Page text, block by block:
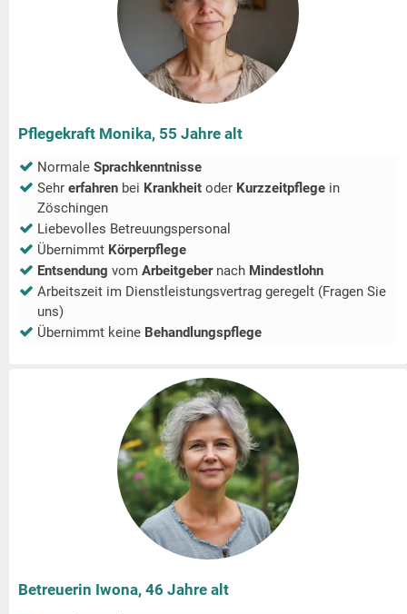
Pflegekraft Monika, 55 Jahre alt
Normale Sprachkenntnisse
Sehr erfahren bei Krankheit oder Kurzzeitpflege in
Zöschingen
Liebevolles Betreuungspersonal
Übernimmt Körperpflege
Entsendung vom Arbeitgeber nach Mindestlohn
Arbeitszeit im Dienstleistungsvertrag geregelt (Fragen Sie
uns)
Übernimmt keine Behandlungspflege
Betreuerin Iwona, 46 Jahre alt